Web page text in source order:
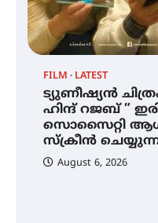
FILM LATEST
ട്യുണീഷ്യൻ
ഹിന്ദ് റജബ് ”
സൊസൈറ്റി
സ്‌ക്രീൻ
August 6, 2026
ഓഫ്